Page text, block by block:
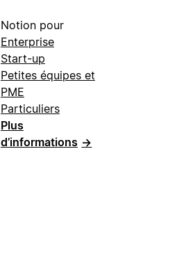
Notion pour
Enterprise
Start-up
Petites équipes et
PME
Particuliers
Plus
d’informations →